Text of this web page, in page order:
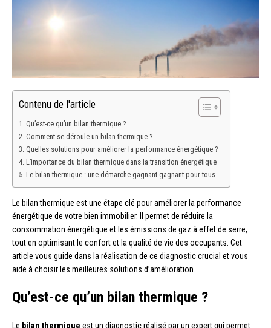
Contenu de l'article
Qu’est-ce qu’un bilan thermique ?
Comment se déroule un bilan thermique ?
Quelles solutions pour améliorer la performance énergétique ?
L’importance du bilan thermique dans la transition énergétique
Le bilan thermique : une démarche gagnant-gagnant pour tous
Le bilan thermique est une étape clé pour améliorer la performance
énergétique de votre bien immobilier. Il permet de réduire la
consommation énergétique et les émissions de gaz à effet de serre,
tout en optimisant le confort et la qualité de vie des occupants. Cet
article vous guide dans la réalisation de ce diagnostic crucial et vous
aide à choisir les meilleures solutions d’amélioration.
Qu’est-ce qu’un bilan thermique ?
Le bilan thermique est un diagnostic réalisé par un expert qui permet